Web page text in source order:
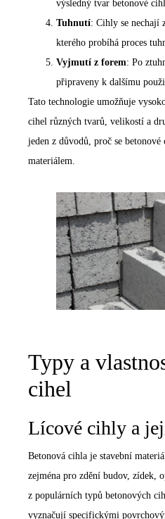
výsledný tvar betonové
Tuhnutí: Cihly se nechají
kterého probíhá proces
Vyjmutí z forem: Po
připraveny k dalšímu
Tato technologie umožňuje
cihel různých tvarů, velikostí a
jeden z důvodů, proč se
materiálem.
Typy a
cihel
Lícové cihly a
Betonová cihla je stavební
zejména pro zdění budov, zídek,
z populárních typů betonových
vyznačují specifickými